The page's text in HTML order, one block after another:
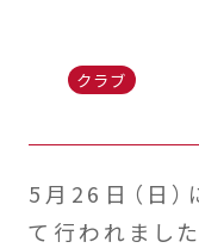
クラブ
5月26日（日
て行われまし